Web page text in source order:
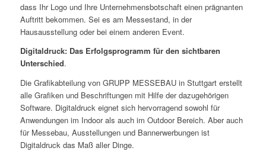
dass Ihr Logo und Ihre Unternehmensbotschaft einen prägnanten
Auftritt bekommen. Sei es am Messestand, in der
Hausausstellung oder bei einem anderen Event.
Digitaldruck: Das Erfolgsprogramm für den sichtbaren
Unterschied.
Die Grafikabteilung von GRUPP MESSEBAU in Stuttgart erstellt
alle Grafiken und Beschriftungen mit Hilfe der dazugehörigen
Software. Digitaldruck eignet sich hervorragend sowohl für
Anwendungen im Indoor als auch im Outdoor Bereich. Aber auch
für Messebau, Ausstellungen und Bannerwerbungen ist
Digitaldruck das Maß aller Dinge.